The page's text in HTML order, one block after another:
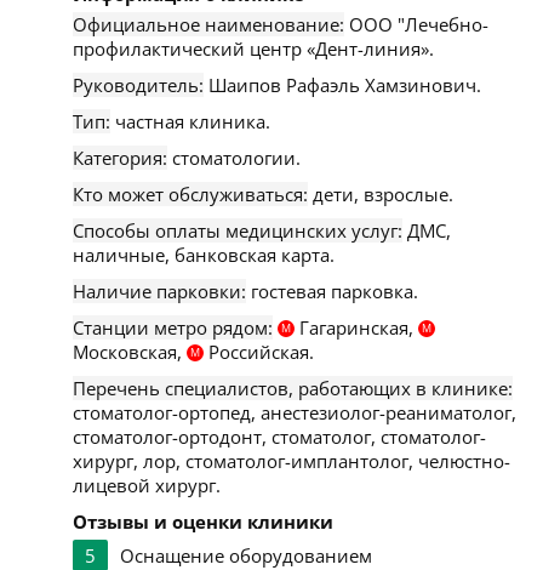
Официальное наименование: ООО "Лечебно-
профилактический центр «Дент-линия».
Руководитель: Шаипов Рафаэль Хамзинович.
Тип: частная клиника.
Категория: стоматологии.
Кто может обслуживаться: дети, взрослые.
Способы оплаты медицинских услуг: ДМС,
наличные, банковская карта.
Наличие парковки: гостевая парковка.
Станции метро рядом:
М Гагаринская, М
Московская, М
Российская.
Перечень специалистов, работающих в клинике:
стоматолог-ортопед, анестезиолог-реаниматолог,
стоматолог-ортодонт, стоматолог, стоматолог-
хирург, лор, стоматолог-имплантолог, челюстно-
лицевой хирург.
Отзывы и оценки клиники
5
Оснащение оборудованием